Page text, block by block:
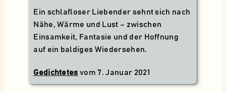
Ein schlafloser Liebender sehnt sich nach
Nähe, Wärme und Lust – zwischen
Einsamkeit, Fantasie und der Hoffnung
auf ein baldiges Wiedersehen.
Gedichtetes vom7. Januar 2021